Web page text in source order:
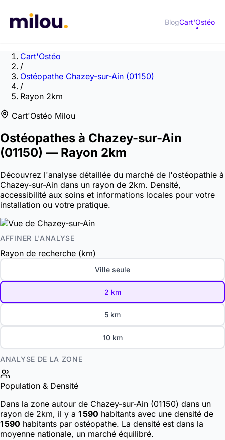
BlogCart'Ostéo
Cart'Ostéo
/
Ostéopathe Chazey-sur-Ain (01150)
/
Rayon 2km
Cart'Ostéo Milou
Ostéopathes à Chazey-sur-Ain
(01150) — Rayon 2km
Découvrez l'analyse détaillée du marché de l'ostéopathie à
Chazey-sur-Ain dans un rayon de 2km. Densité,
accessibilité aux soins et informations locales pour votre
installation ou votre pratique.
AFFINER L'ANALYSE
Rayon de recherche (km)
Ville seule
2 km
5 km
10 km
ANALYSE DE LA ZONE
Population & Densité
Dans la zone autour de Chazey-sur-Ain (01150) dans un
rayon de 2km, il y a 1 590 habitants avec une densité de
1 590 habitants par ostéopathe. La densité est dans la
moyenne nationale, un marché équilibré.